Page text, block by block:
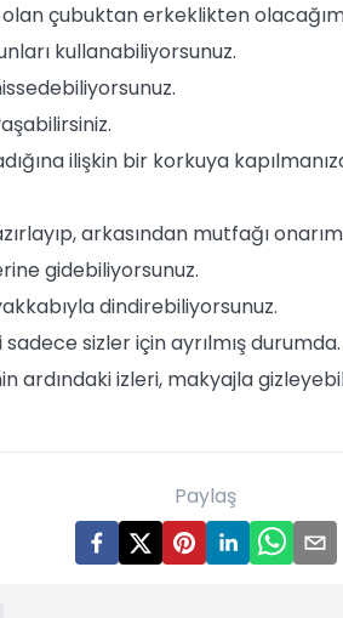
çubuktan erkeklikten
kullanabiliyorsunuz.
ilişkin bir korkuya
arkasından mutfağı
gidebiliyorsunuz.
dindirebiliyorsunuz.
sizler için ayrılmış durumda.
ardındaki izleri, makyajla
Paylaş